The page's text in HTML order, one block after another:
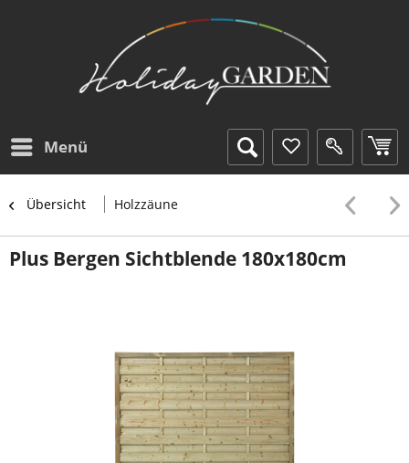
Menü
Übersicht Holzzäune
Plus Bergen Sichtblende 180x180cm